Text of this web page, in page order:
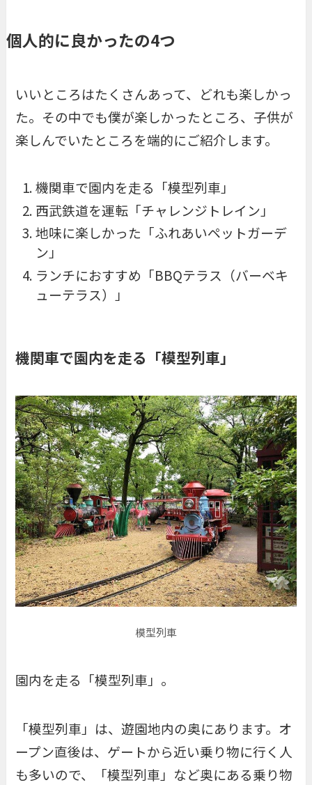
個人的に良かったの4つ
いいところはたくさんあって、どれも楽しかっ
た。その中でも僕が楽しかったところ、子供が
楽しんでいたところを端的にご紹介します。
機関車で園内を走る「模型列車」
西武鉄道を運転「チャレンジトレイン」
地味に楽しかった「ふれあいペットガーデ
ン」
ランチにおすすめ「BBQテラス（バーベキ
ューテラス）」
機関車で園内を走る「模型列車」
模型列車
園内を走る「模型列車 」。
「模型列車」は、遊園地内の奥にあります。オ
ープン直後は、ゲートから近い乗り物に行く人
も多いので、「模型列車」など奥にある乗り物